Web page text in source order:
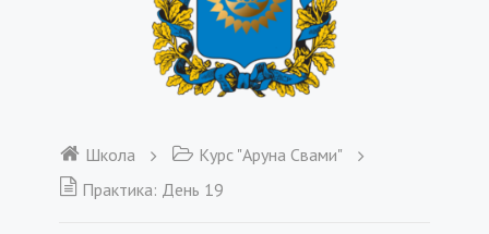
Школа
Курс "Аруна Свами"
Практика: День 19